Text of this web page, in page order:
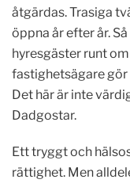
åtgärdas. Trasiga
öppna år efter år.
hyresgäster runt
fastighetsägare gör
Det här är inte
Dadgostar.
Ett tryggt och
rättighet. Men